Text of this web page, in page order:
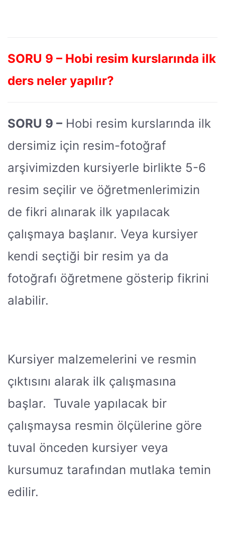
SORU 9 – Hobi resim kurslarında ilk
ders neler yapılır?
SORU 9 – Hobi resim kurslarında ilk
dersimiz için resim-fotoğraf
arşivimizden kursiyerle birlikte 5-6
resim seçilir ve öğretmenlerimizin
de fikri alınarak ilk yapılacak
çalışmaya başlanır. Veya kursiyer
kendi seçtiği bir resim ya da
fotoğrafı öğretmene gösterip fikrini
alabilir.
Kursiyer malzemelerini ve resmin
çıktısını alarak ilk çalışmasına
başlar. Tuvale yapılacak bir
çalışmaysa resmin ölçülerine göre
tuval önceden kursiyer veya
kursumuz tarafından mutlaka temin
edilir.